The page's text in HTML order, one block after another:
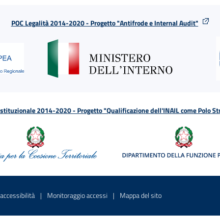
POC Legalità 2014-2020 - Progetto "Antifrode e Internal Audit"
2014-2020 - Progetto "Qualificazione dell'INAIL come Polo
una nuova finestraSito interno - Apre in una nuova finestra
Monitoraggio accessi Sito interno - Apre in una nuova
Mappa del sitoSito interno - Apre